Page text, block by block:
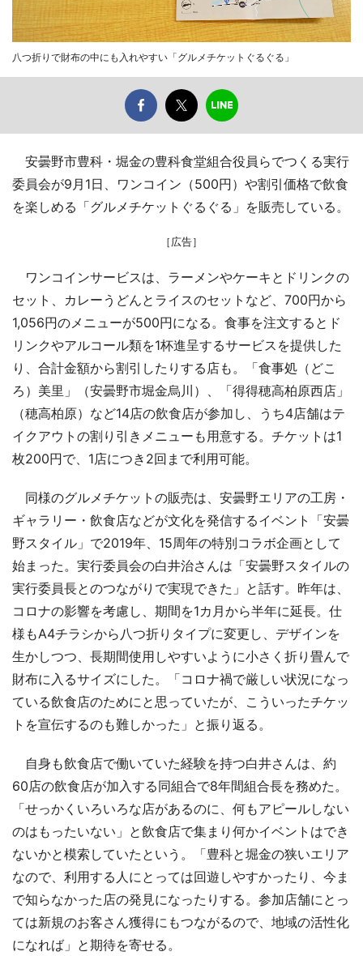
八つ折りで財布の中にも入れやすい「グルメチケットぐるぐる」
安曇野市豊科・堀金の豊科食堂組合役員らでつくる実行
委員会が9月1日、ワンコイン（500円）や割引価格で飲食
を楽しめる「グルメチケットぐるぐる」を販売している。
［広告］
ワンコインサービスは、ラーメンやケーキとドリンクの
セット、カレーうどんとライスのセットなど、700円から
1,056円のメニューが500円になる。食事を注文するとド
リンクやアルコール類を1杯進呈するサービスを提供した
り、合計金額から割引したりする店も。「食事処（どこ
ろ）美里」（安曇野市堀金烏川）、「得得穂高柏原西店」
（穂高柏原）など14店の飲食店が参加し、うち4店舗はテ
イクアウトの割り引きメニューも用意する。チケットは1
枚200円で、1店につき2回まで利用可能。
同様のグルメチケットの販売は、安曇野エリアの工房・
ギャラリー・飲食店などが文化を発信するイベント「安曇
野スタイル」で2019年、15周年の特別コラボ企画として
始まった。実行委員会の白井治さんは「安曇野スタイルの
実行委員長とのつながりで実現できた」と話す。昨年は、
コロナの影響を考慮し、期間を1カ月から半年に延長。仕
様もA4チラシから八つ折りタイプに変更し、デザインを
生かしつつ、長期間使用しやすいように小さく折り畳んで
財布に入るサイズにした。「コロナ禍で厳しい状況になっ
ている飲食店のためにと思っていたが、こういったチケッ
トを宣伝するのも難しかった」と振り返る。
自身も飲食店で働いていた経験を持つ白井さんは、約
60店の飲食店が加入する同組合で8年間組合長を務めた。
「せっかくいろいろな店があるのに、何もアピールしない
のはもったいない」と飲食店で集まり何かイベントはでき
ないかと模索していたという。「豊科と堀金の狭いエリア
なので、利用する人にとっては回遊しやすかったり、今ま
で知らなかった店の発見になったりする。参加店舗にとっ
ては新規のお客さん獲得にもつながるので、地域の活性化
になれば」と期待を寄せる。